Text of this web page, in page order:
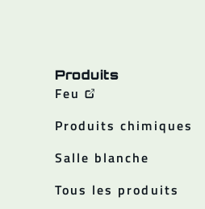
Produits
Feu
Produits chimiques
Salle blanche
Tous les produits